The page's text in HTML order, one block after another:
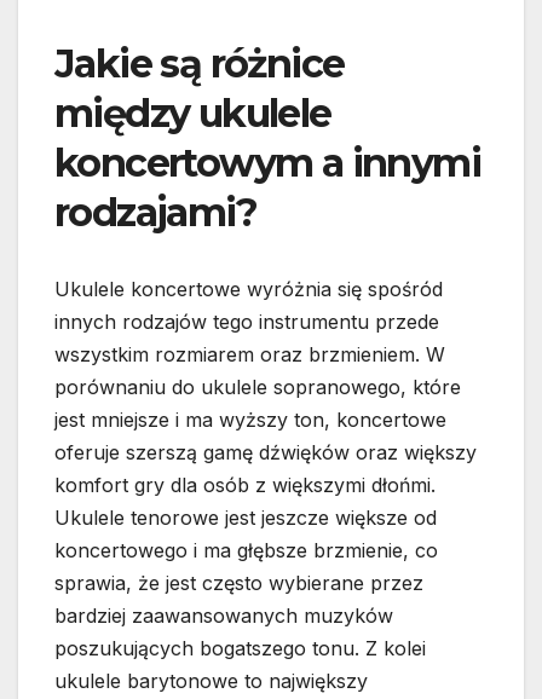
Jakie są różnice
między ukulele
koncertowym a innymi
rodzajami?
Ukulele koncertowe wyróżnia się spośród
innych rodzajów tego instrumentu przede
wszystkim rozmiarem oraz brzmieniem. W
porównaniu do ukulele sopranowego, które
jest mniejsze i ma wyższy ton, koncertowe
oferuje szerszą gamę dźwięków oraz większy
komfort gry dla osób z większymi dłońmi.
Ukulele tenorowe jest jeszcze większe od
koncertowego i ma głębsze brzmienie, co
sprawia, że jest często wybierane przez
bardziej zaawansowanych muzyków
poszukujących bogatszego tonu. Z kolei
ukulele barytonowe to największy